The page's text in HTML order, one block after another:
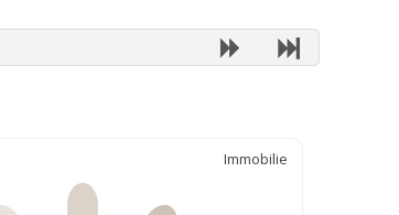
Immobilie